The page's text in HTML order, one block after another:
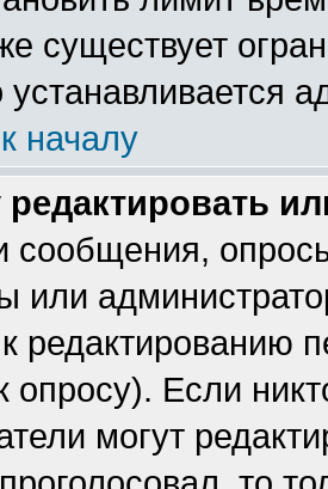
существует
устанавливается
началу
редактировать
сообщения,
или
редактированию
опросу). Если
могут